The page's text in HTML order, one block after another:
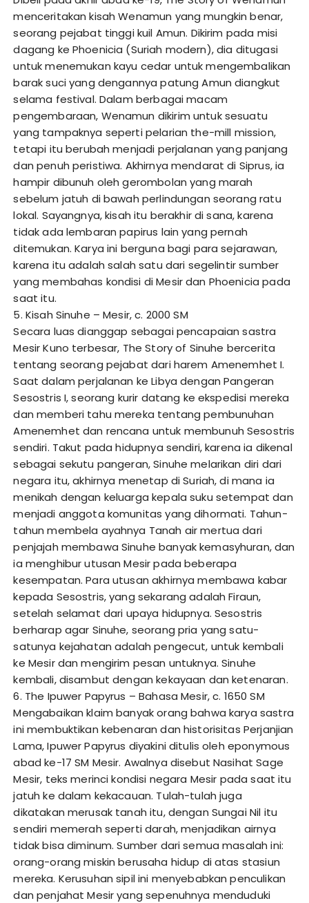
menceritakan kisah Wenamun yang mungkin benar,
seorang pejabat tinggi kuil Amun. Dikirim pada misi
dagang ke Phoenicia (Suriah modern), dia ditugasi
untuk menemukan kayu cedar untuk mengembalikan
barak suci yang dengannya patung Amun diangkut
selama festival. Dalam berbagai macam
pengembaraan, Wenamun dikirim untuk sesuatu
yang tampaknya seperti pelarian the-mill mission,
tetapi itu berubah menjadi perjalanan yang panjang
dan penuh peristiwa. Akhirnya mendarat di Siprus, ia
hampir dibunuh oleh gerombolan yang marah
sebelum jatuh di bawah perlindungan seorang ratu
lokal. Sayangnya, kisah itu berakhir di sana, karena
tidak ada lembaran papirus lain yang pernah
ditemukan. Karya ini berguna bagi para sejarawan,
karena itu adalah salah satu dari segelintir sumber
yang membahas kondisi di Mesir dan Phoenicia pada
saat itu.
5. Kisah Sinuhe – Mesir, c. 2000 SM
Secara luas dianggap sebagai pencapaian sastra
Mesir Kuno terbesar, The Story of Sinuhe bercerita
tentang seorang pejabat dari harem Amenemhet I.
Saat dalam perjalanan ke Libya dengan Pangeran
Sesostris I, seorang kurir datang ke ekspedisi mereka
dan memberi tahu mereka tentang pembunuhan
Amenemhet dan rencana untuk membunuh Sesostris
sendiri. Takut pada hidupnya sendiri, karena ia dikenal
sebagai sekutu pangeran, Sinuhe melarikan diri dari
negara itu, akhirnya menetap di Suriah, di mana ia
menikah dengan keluarga kepala suku setempat dan
menjadi anggota komunitas yang dihormati. Tahun-
tahun membela ayahnya Tanah air mertua dari
penjajah membawa Sinuhe banyak kemasyhuran, dan
ia menghibur utusan Mesir pada beberapa
kesempatan. Para utusan akhirnya membawa kabar
kepada Sesostris, yang sekarang adalah Firaun,
setelah selamat dari upaya hidupnya. Sesostris
berharap agar Sinuhe, seorang pria yang satu-
satunya kejahatan adalah pengecut, untuk kembali
ke Mesir dan mengirim pesan untuknya. Sinuhe
kembali, disambut dengan kekayaan dan ketenaran.
6. The Ipuwer Papyrus – Bahasa Mesir, c. 1650 SM
Mengabaikan klaim banyak orang bahwa karya sastra
ini membuktikan kebenaran dan historisitas Perjanjian
Lama, Ipuwer Papyrus diyakini ditulis oleh eponymous
abad ke-17 SM Mesir. Awalnya disebut Nasihat Sage
Mesir, teks merinci kondisi negara Mesir pada saat itu
jatuh ke dalam kekacauan. Tulah-tulah juga
dikatakan merusak tanah itu, dengan Sungai Nil itu
sendiri memerah seperti darah, menjadikan airnya
tidak bisa diminum. Sumber dari semua masalah ini:
orang-orang miskin berusaha hidup di atas stasiun
mereka. Kerusuhan sipil ini menyebabkan penculikan
dan penjahat Mesir yang sepenuhnya menduduki